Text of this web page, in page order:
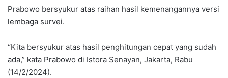
Prabowo bersyukur atas raihan hasil kemenangannya versi
lembaga survei.
“Kita bersyukur atas hasil penghitungan cepat yang sudah
ada,” kata Prabowo di Istora Senayan, Jakarta, Rabu
(14/2/2024).